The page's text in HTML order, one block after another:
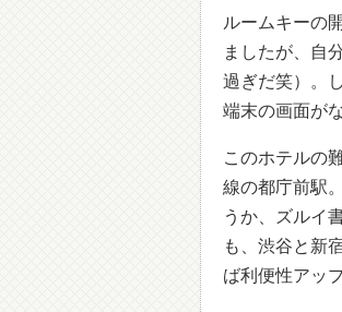
ルームキーの
ましたが、自
過ぎだ笑）。
端末の画面が
このホテルの
線の都庁前駅
うか、ズルイ
も、渋谷と新
ば利便性アッ